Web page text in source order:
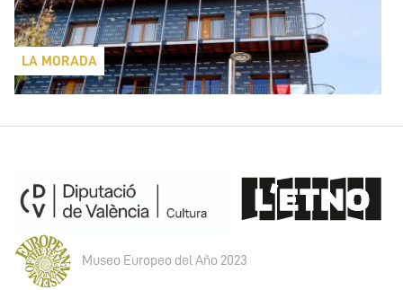
LA MORADA
Museo Europeo del Año 2023